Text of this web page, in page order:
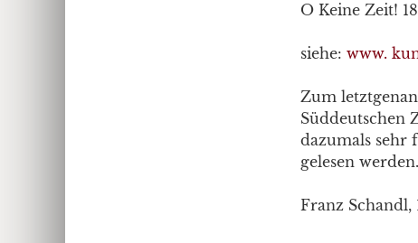
O Keine Zeit!
siehe: www.
Zum
Süddeutschen
dazumals sehr
gelesen werden.
Franz Schandl,